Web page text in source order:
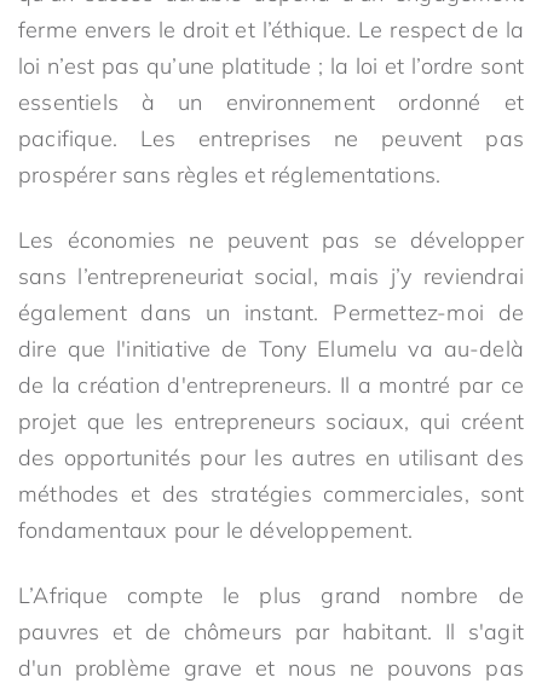
ferme envers le droit et l’éthique. Le respect de la
loi n’est pas qu’une platitude ; la loi et l’ordre sont
essentiels à un environnement ordonné et
pacifique. Les entreprises ne peuvent pas
prospérer sans règles et réglementations.
Les économies ne peuvent pas se développer
sans l’entrepreneuriat social, mais j’y reviendrai
également dans un instant. Permettez-moi de
dire que l'initiative de Tony Elumelu va au-delà
de la création d'entrepreneurs. Il a montré par ce
projet que les entrepreneurs sociaux, qui créent
des opportunités pour les autres en utilisant des
méthodes et des stratégies commerciales, sont
fondamentaux pour le développement.
L’Afrique compte le plus grand nombre de
pauvres et de chômeurs par habitant. Il s'agit
d'un problème grave et nous ne pouvons pas